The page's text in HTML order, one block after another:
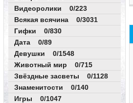
Видеоролики 0/223
Всякая всячина 0/3031
Гифки 0/830
Дата 0/89
Девушки 0/1548
Животный мир 0/715
Звёздные засветы 0/1128
Знаменитости 0/140
Игры 0/1047